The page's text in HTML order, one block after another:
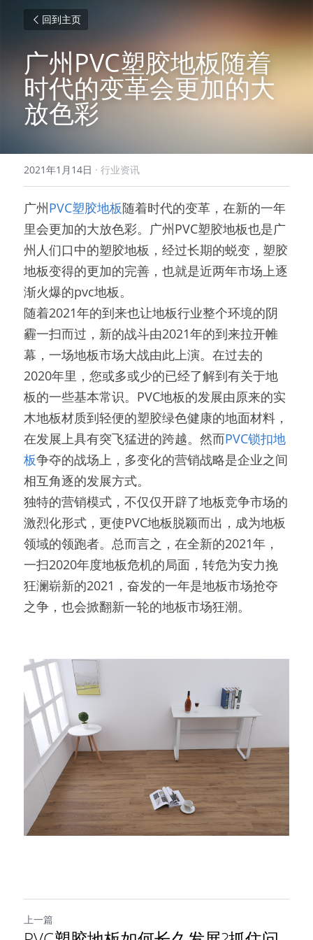
回到主页
广州PVC塑胶地板随着
时代的变革会更加的大
放色彩
2021年1月14日 · 行业资讯
广州PVC塑胶地板随着时代的变革，在新的一年
里会更加的大放色彩。广州PVC塑胶地板也是广
州人们口中的塑胶地板，经过长期的蜕变，塑胶
地板变得的更加的完善，也就是近两年市场上逐
渐火爆的pvc地板。
随着2021年的到来也让地板行业整个环境的阴
霾一扫而过，新的战斗由2021年的到来拉开帷
幕，一场地板市场大战由此上演。在过去的
2020年里，您或多或少的已经了解到有关于地
板的一些基本常识。PVC地板的发展由原来的实
木地板材质到轻便的塑胶绿色健康的地面材料，
在发展上具有突飞猛进的跨越。然而PVC锁扣地
板争夺的战场上，多变化的营销战略是企业之间
相互角逐的发展方式。
独特的营销模式，不仅仅开辟了地板竞争市场的
激烈化形式，更使PVC地板脱颖而出，成为地板
领域的领跑者。总而言之，在全新的2021年，
一扫2020年度地板危机的局面，转危为安力挽
狂澜崭新的2021，奋发的一年是地板市场抢夺
之争，也会掀翻新一轮的地板市场狂潮。
上一篇